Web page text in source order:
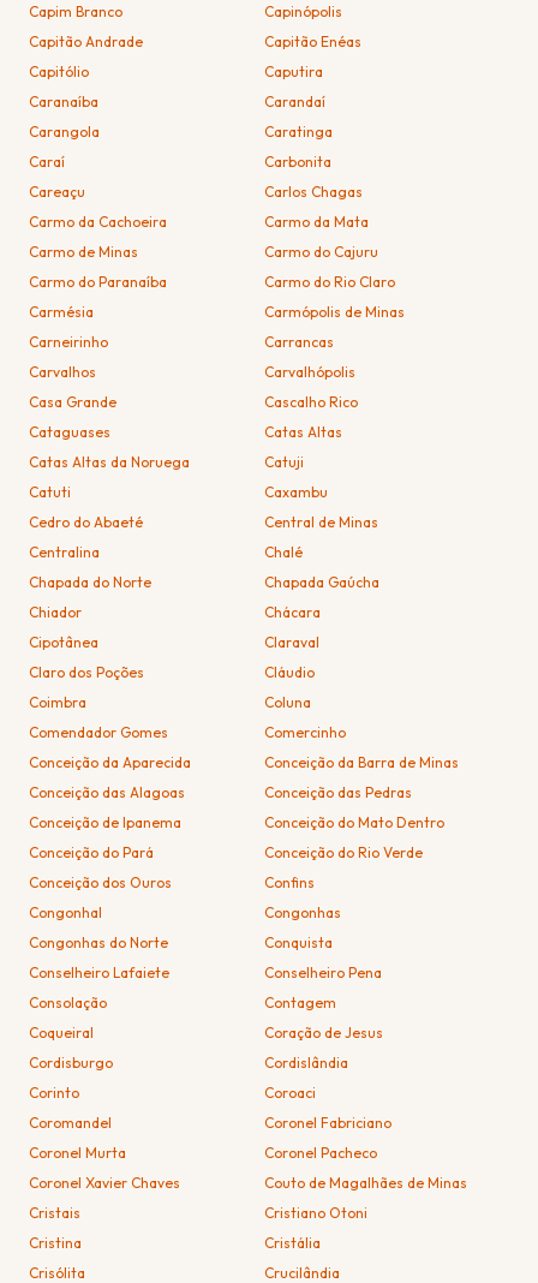
Capim Branco
Capinópolis
Capitão Andrade
Capitão Enéas
Capitólio
Caputira
Caranaíba
Carandaí
Carangola
Caratinga
Caraí
Carbonita
Careaçu
Carlos Chagas
Carmo da Cachoeira
Carmo da Mata
Carmo de Minas
Carmo do Cajuru
Carmo do Paranaíba
Carmo do Rio Claro
Carmésia
Carmópolis de Minas
Carneirinho
Carrancas
Carvalhos
Carvalhópolis
Casa Grande
Cascalho Rico
Cataguases
Catas Altas
Catas Altas da Noruega
Catuji
Catuti
Caxambu
Cedro do Abaeté
Central de Minas
Centralina
Chalé
Chapada do Norte
Chapada Gaúcha
Chiador
Chácara
Cipotânea
Claraval
Claro dos Poções
Cláudio
Coimbra
Coluna
Comendador Gomes
Comercinho
Conceição da Aparecida
Conceição da Barra de Minas
Conceição das Alagoas
Conceição das Pedras
Conceição de Ipanema
Conceição do Mato Dentro
Conceição do Pará
Conceição do Rio Verde
Conceição dos Ouros
Confins
Congonhal
Congonhas
Congonhas do Norte
Conquista
Conselheiro Lafaiete
Conselheiro Pena
Consolação
Contagem
Coqueiral
Coração de Jesus
Cordisburgo
Cordislândia
Corinto
Coroaci
Coromandel
Coronel Fabriciano
Coronel Murta
Coronel Pacheco
Coronel Xavier Chaves
Couto de Magalhães de Minas
Cristais
Cristiano Otoni
Cristina
Cristália
Crisólita
Crucilândia